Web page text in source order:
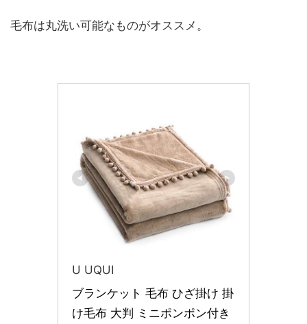
毛布は丸洗い可能なものがオススメ。
U UQUI
ブランケット 毛布 ひざ掛け 掛
け毛布 大判 ミニポンポン付き